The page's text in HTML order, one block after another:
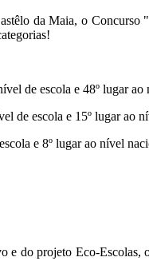
da Maia, o
de escola e 48º lugar
de escola e 15º lugar ao
e 8º lugar ao nível
do projeto Eco-Escolas,